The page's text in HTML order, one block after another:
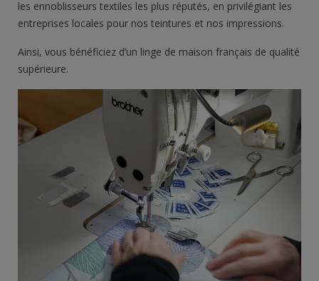
les ennoblisseurs textiles les plus réputés, en privilégiant les
entreprises locales pour nos teintures et nos impressions.
Ainsi, vous bénéficiez d’un linge de maison français de qualité
supérieure.